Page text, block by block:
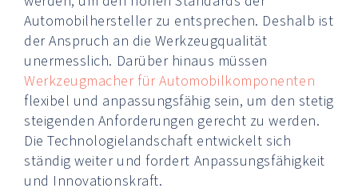
Automobilhersteller zu entsprechen. Deshalb ist
der Anspruch an die Werkzeugqualität
unermesslich. Darüber hinaus müssen
Werkzeugmacher für Automobilkomponenten
flexibel und anpassungsfähig sein, um den stetig
steigenden Anforderungen gerecht zu werden.
Die Technologielandschaft entwickelt sich
ständig weiter und fordert Anpassungsfähigkeit
und Innovationskraft.